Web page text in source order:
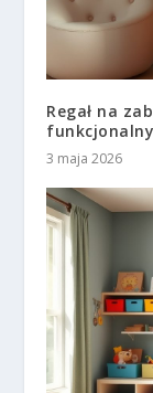
Regał na
3 maja 2026